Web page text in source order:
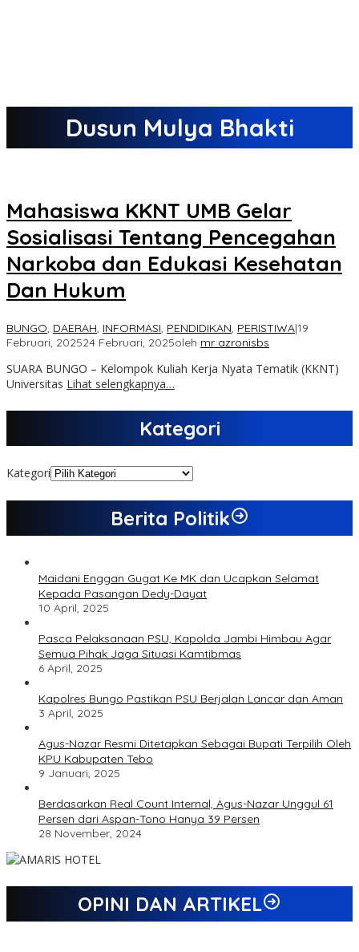
Dusun Mulya Bhakti
Mahasiswa KKNT UMB Gelar
Sosialisasi Tentang Pencegahan
Narkoba dan Edukasi Kesehatan
Dan Hukum
BUNGO, DAERAH, INFORMASI, PENDIDIKAN, PERISTIWA|19
Februari, 202524 Februari, 2025oleh mr azronisbs
SUARA BUNGO – Kelompok Kuliah Kerja Nyata Tematik (KKNT)
Universitas Lihat selengkapnya…
Kategori
Kategori
Berita Politik
Maidani Enggan Gugat Ke MK dan Ucapkan Selamat
Kepada Pasangan Dedy-Dayat
10 April, 2025
Pasca Pelaksanaan PSU, Kapolda Jambi Himbau Agar
Semua Pihak Jaga Situasi Kamtibmas
6 April, 2025
Kapolres Bungo Pastikan PSU Berjalan Lancar dan Aman
3 April, 2025
Agus-Nazar Resmi Ditetapkan Sebagai Bupati Terpilih Oleh
KPU Kabupaten Tebo
9 Januari, 2025
Berdasarkan Real Count Internal, Agus-Nazar Unggul 61
Persen dari Aspan-Tono Hanya 39 Persen
28 November, 2024
OPINI DAN ARTIKEL